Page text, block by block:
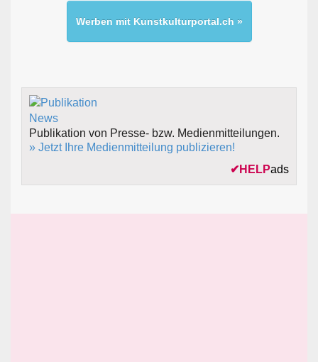
Werben mit Kunstkulturportal.ch »
Publikation von Presse- bzw. Medienmitteilungen.
» Jetzt Ihre Medienmitteilung publizieren!
✔ HELPads